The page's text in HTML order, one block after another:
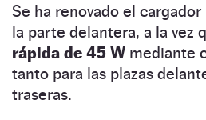
Se ha renovado el
la parte delantera, a la vez
rápida de 45 W mediante
tanto para las plazas
traseras.